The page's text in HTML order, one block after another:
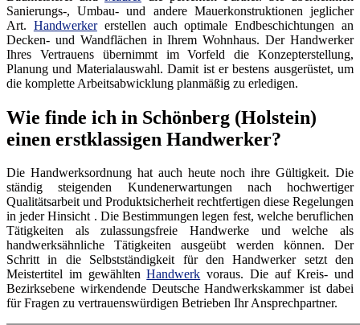
Sanierungs-, Umbau- und andere Mauerkonstruktionen jeglicher
Art. Handwerkererstellen auch optimale Endbeschichtungen an
Decken- und Wandflächen in Ihrem Wohnhaus. Der Handwerker
Ihres Vertrauens übernimmt im Vorfeld die Konzepterstellung,
Planung und Materialauswahl. Damit ist er bestens ausgerüstet, um
die komplette Arbeitsabwicklung planmäßig zu erledigen.
Wie finde ich in Schönberg (Holstein)
einen erstklassigen Handwerker?
Die Handwerksordnung hat auch heute noch ihre Gültigkeit. Die
ständig steigenden Kundenerwartungen nach hochwertiger
Qualitätsarbeit und Produktsicherheit rechtfertigen diese Regelungen
in jeder Hinsicht . Die Bestimmungen legen fest, welche beruflichen
Tätigkeiten als zulassungsfreie Handwerke und welche als
handwerksähnliche Tätigkeiten ausgeübt werden können. Der
Schritt in die Selbstständigkeit für den Handwerker setzt den
Meistertitel im gewähltenHandwerk voraus. Die auf Kreis- und
Bezirksebene wirkendende Deutsche Handwerkskammer ist dabei
für Fragen zu vertrauenswürdigen Betrieben Ihr Ansprechpartner.